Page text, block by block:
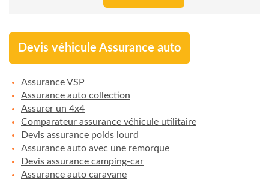
Devis véhicule Assurance auto
Assurance VSP
Assurance auto collection
Assurer un 4x4
Comparateur assurance véhicule utilitaire
Devis assurance poids lourd
Assurance auto avec une remorque
Devis assurance camping-car
Assurance auto caravane